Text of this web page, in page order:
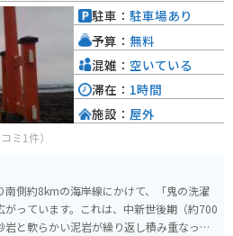
イテムや行事が多いのが特徴。特に「海
縁結びのシンボルとして「幸せの黄色いポ
絵馬や「祈りの古道」というトンネル、
げる「天の平瓮投げ」などがあり、訪問者
の周辺には美しいビーチもあり、夏には多
コミ1件）
側約8kmの海岸線にかけて、「鬼の洗濯
っています。これは、中新世後期（約700
と軟らかい泥岩が繰り返し積み重なった
駐車： 駐車場あり
予算： 無料
混雑： 空いている
滞在： 1時間
施設： 屋外